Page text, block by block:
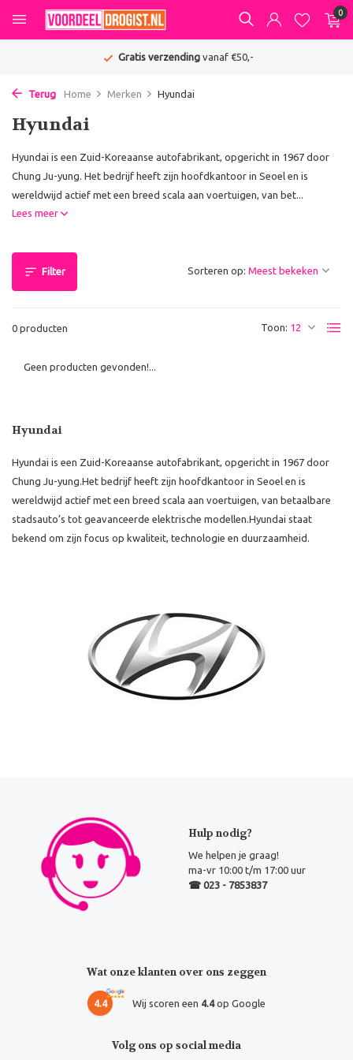
0
Gratis verzendingvanaf €50,-
Terug Home Merken Hyundai
Hyundai
Hyundai is een Zuid-Koreaanse autofabrikant, opgericht in 1967 door
Chung Ju-yung. Het bedrijf heeft zijn hoofdkantoor in Seoel en is
wereldwijd actief met een breed scala aan voertuigen, van bet...
Lees meer
Filter
0 producten Toon:
Sorteren op:
Geen producten gevonden!...
Hyundai
Hyundai is een Zuid-Koreaanse autofabrikant, opgericht in 1967 door
Chung Ju-yung.Het bedrijf heeft zijn hoofdkantoor in Seoel en is
wereldwijd actief met een breed scala aan voertuigen, van betaalbare
stadsauto’s tot geavanceerde elektrische modellen.Hyundai staat
bekend om zijn focus op kwaliteit, technologie en duurzaamheid.
Hulp nodig?
We helpen je graag!
ma-vr 10:00 t/m 17:00 uur
☎ 023 - 7853837
Wat onze klanten over ons zeggen
4.4 Wij scoren een 4.4op Google
Volg ons op social media